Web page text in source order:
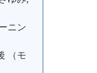
ニン
（モ